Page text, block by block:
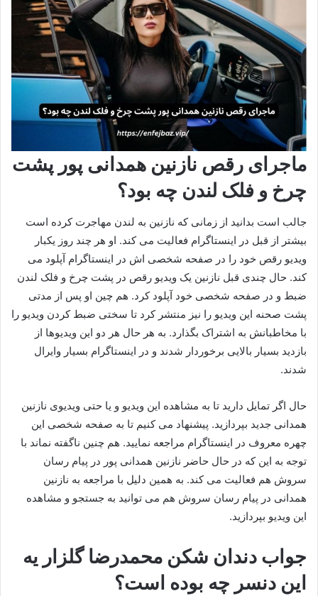
ماجرای رقص نازنین همدانی پور پشت
چرخ و فلک لندن چه بود؟
جالب است بدانید از زمانی که نازنین به لندن مهاجرت کرده است
بیشتر از قبل در اینستاگرام فعالیت می‌ کند. او هر چند روز یکبار
ویدیو رقص خود را در صفحه شخصی اش در اینستاگرام آپلود می‌
کند. حال چندی قبل نازنین یک ویدیو رقص در پشت چرخ و فلک لندن
ضبط و در صفحه شخصی خود آپلود کرد. هم چین او پس از مدتی
پشت صحنه این ویدیو را نیز منتشر کرد تا سختی ضبط کردن ویدیو را
با مخاطبانش به اشتراک بگذارد. به هر حال هر دو این ویدیوها از
بازدید بسیار بالایی برخوردار شدند و در اینستاگرام بسیار وایرال
شدند.
حال اگر تمایل دارید تا به مشاهده این ویدیو و یا حتی ویدیوی نازنین
همدانی جدید بپردازید. پیشنهاد می‌ کنیم تا به صفحه شخصی این
چهره معروف در اینستاگرام مراجعه نمایید. هم چنین ناگفته نماند با
توجه به این که در حال حاضر نازنین همدانی پور در پیام رسان
سروش هم فعالیت می‌ کند. به همین دلیل با مراجعه به نازنین
همدانی در پیام رسان سروش هم می‌ توانید به جستجو و مشاهده
این ویدیو بپردازید.
جواب دندان شکن محمدرضا گلزار یه
این دنسر چه بوده است؟